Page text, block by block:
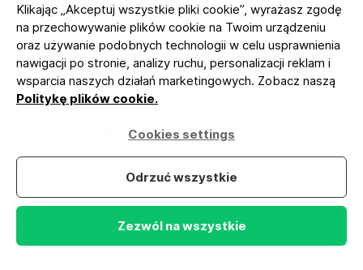
Klikając „Akceptuj wszystkie pliki cookie”, wyrażasz zgodę
na przechowywanie plików cookie na Twoim urządzeniu
oraz używanie podobnych technologii w celu usprawnienia
nawigacji po stronie, analizy ruchu, personalizacji reklam i
wsparcia naszych działań marketingowych. Zobacz naszą
Politykę plików cookie.
Cookies settings
Odrzuć wszystkie
Zezwól na wszystkie
Seria maili powitalnych to pierwszy kontakt z Twoim
produktem lub blogiem – ale nie ostatni. Kiedy cykl
się zakończy, nie przerywaj komunikacji. Wysyłaj